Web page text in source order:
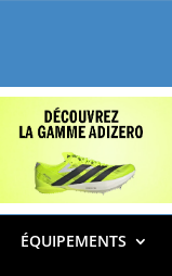
ÉQUIPEMENTS